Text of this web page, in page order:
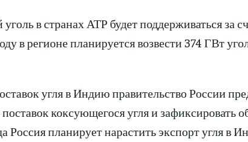
в странах АТР будет поддерживаться за
в регионе планируется возвести 374 ГВт
угля в Индию правительство России
коксующегося угля и зафиксировать
Россия планирует нарастить экспорт угля в